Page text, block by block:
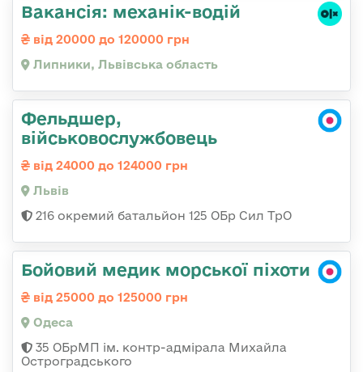
Вакансія: механік-водій
від 20000 до 120000 грн
Липники, Львівська область
Фельдшер,
військовослужбовець
від 24000 до 124000 грн
Львів
216 окремий батальйон 125 ОБр Сил ТрО
Бойовий медик морської піхоти
від 25000 до 125000 грн
Одеса
35 ОБрМП ім. контр-адмірала Михайла
Остроградського